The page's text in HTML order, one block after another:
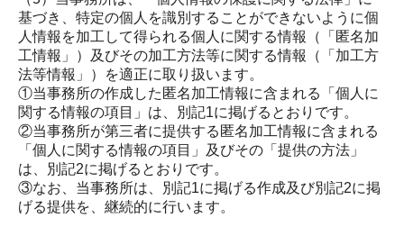
基づき、特定の個人を識別することができないように個
人情報を加工して得られる個人に関する情報（「匿名加
工情報」）及びその加工方法等に関する情報（「加工方
法等情報」）を適正に取り扱います。
①当事務所の作成した匿名加工情報に含まれる「個人に
関する情報の項目」は、別記1に掲げるとおりです。
②当事務所が第三者に提供する匿名加工情報に含まれる
「個人に関する情報の項目」及びその「提供の方法」
は、別記2に掲げるとおりです。
③なお、当事務所は、別記1に掲げる作成及び別記2に掲
げる提供を、継続的に行います。